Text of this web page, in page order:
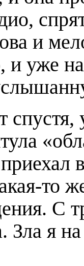
и
и уже
спустя,
то
С
Зла я